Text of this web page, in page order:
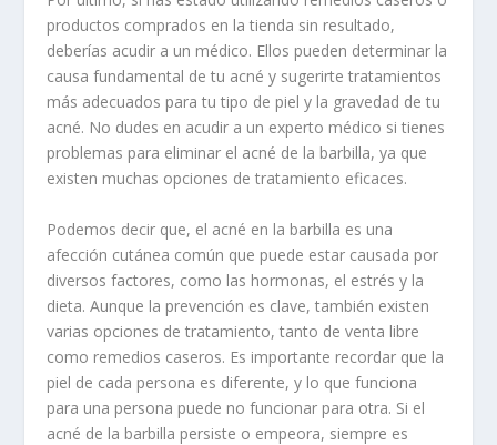
productos comprados en la tienda sin resultado,
deberías acudir a un médico. Ellos pueden determinar la
causa fundamental de tu acné y sugerirte tratamientos
más adecuados para tu tipo de piel y la gravedad de tu
acné. No dudes en acudir a un experto médico si tienes
problemas para eliminar el acné de la barbilla, ya que
existen muchas opciones de tratamiento eficaces.
Podemos decir que, el acné en la barbilla es una
afección cutánea común que puede estar causada por
diversos factores, como las hormonas, el estrés y la
dieta. Aunque la prevención es clave, también existen
varias opciones de tratamiento, tanto de venta libre
como remedios caseros. Es importante recordar que la
piel de cada persona es diferente, y lo que funciona
para una persona puede no funcionar para otra. Si el
acné de la barbilla persiste o empeora, siempre es